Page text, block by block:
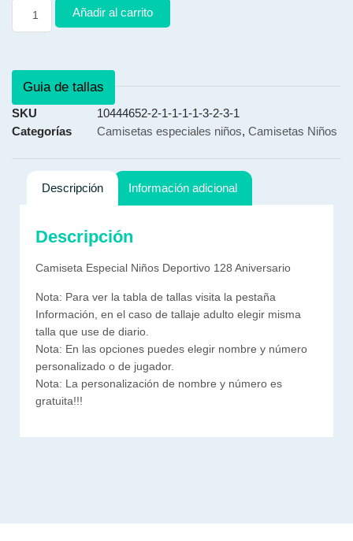
Añadir al carrito
Guia de tallas
SKU
10444652-2-1-1-1-1-3-2-3-1
Categorías
Camisetas especiales niños, Camisetas Niños
Descripción Información adicional
Descripción
Camiseta Especial Niños Deportivo 128 Aniversario
Nota: Para ver la tabla de tallas visita la pestaña
Información, en el caso de tallaje adulto elegir misma
talla que use de diario.
Nota: En las opciones puedes elegir nombre y número
personalizado o de jugador.
Nota: La personalización de nombre y número es
gratuita!!!